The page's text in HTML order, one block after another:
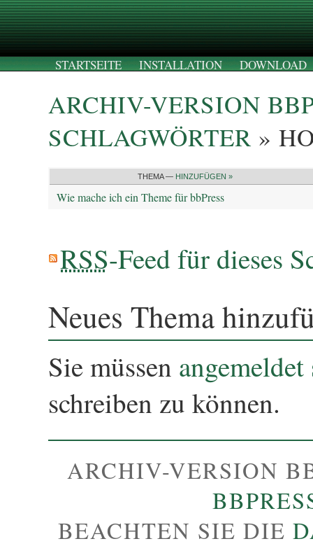
STARTSEITE INSTALLATION DOWNLOAD
ARCHIV-VERSION
SCHLAGWÖRTER»
THEMA — HINZUFÜGEN »
Wie mache ich ein Theme für bbPress
RSS-Feed für dieses
Neues Thema
Sie müssen angemeldet
schreiben zu können.
ARCHIV-VERSION
BEACHTEN SIE DIE